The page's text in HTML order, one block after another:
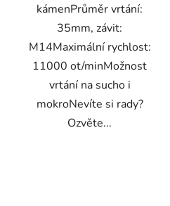
kámenPrůměr vrtání:
35mm, závit:
M14Maximální rychlost:
11000 ot/minMožnost
vrtání na sucho i
mokroNevíte si rady?
Ozvěte...